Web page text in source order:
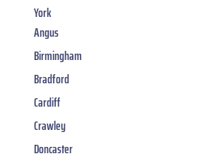
York
Angus
Birmingham
Bradford
Cardiff
Crawley
Doncaster